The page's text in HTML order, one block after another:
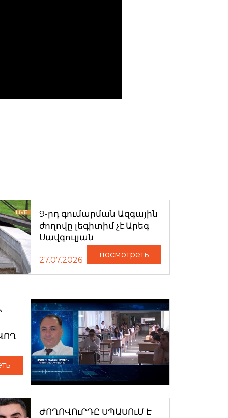
9-րդ գումարման Ազգային
ժողովը լեգիտիմ չէ.Արեգ
Սավգուլյան
27.07.2026
посмотреть
ԺՈՂՈՎՈւՐԴԸ ՍՊԱՍՈւՄ Է